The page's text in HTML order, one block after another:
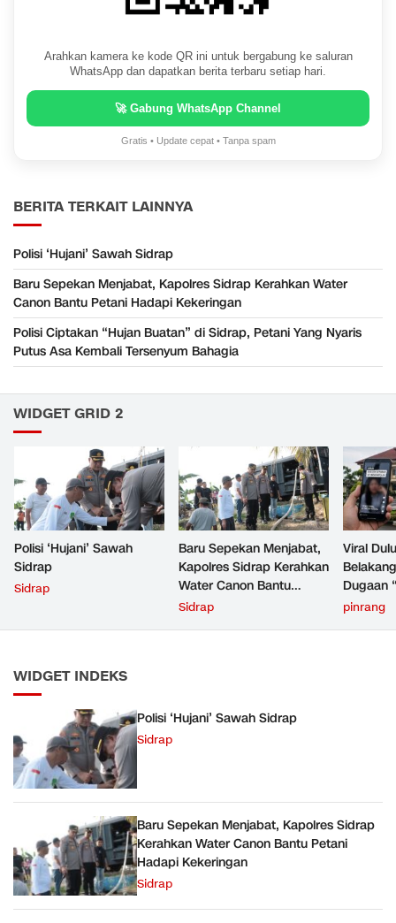
Arahkan kamera ke kode QR ini untuk bergabung ke saluran
WhatsApp dan dapatkan berita terbaru setiap hari.
🚀 Gabung WhatsApp Channel
Gratis • Update cepat • Tanpa spam
BERITA TERKAIT LAINNYA
Polisi ‘Hujani’ Sawah Sidrap
Baru Sepekan Menjabat, Kapolres Sidrap Kerahkan Water
Canon Bantu Petani Hadapi Kekeringan
Polisi Ciptakan “Hujan Buatan” di Sidrap, Petani Yang Nyaris
Putus Asa Kembali Tersenyum Bahagia
WIDGET GRID 2
Polisi ‘Hujani’ Sawah
Sidrap
Sidrap
Baru Sepekan Menjabat,
Kapolres Sidrap Kerahkan
Water Canon Bantu
Petani Hadapi Kekeringan
Sidrap
Viral
Dugaan
Pinrang
pinrang
WIDGET INDEKS
Polisi ‘Hujani’ Sawah Sidrap
Sidrap
Baru Sepekan Menjabat, Kapolres Sidrap
Kerahkan Water Canon Bantu Petani
Hadapi Kekeringan
Sidrap